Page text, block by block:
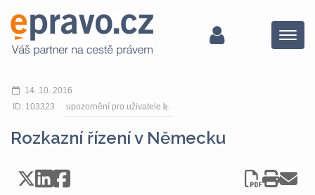
Menu
14. 10. 2016
ID: 103323
upozornění pro uživatele
Rozkazní řízení v Německu